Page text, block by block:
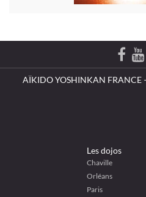
AÏKIDO YOSHINKAN FRANCE
Les dojos
Chaville
Orléans
Paris